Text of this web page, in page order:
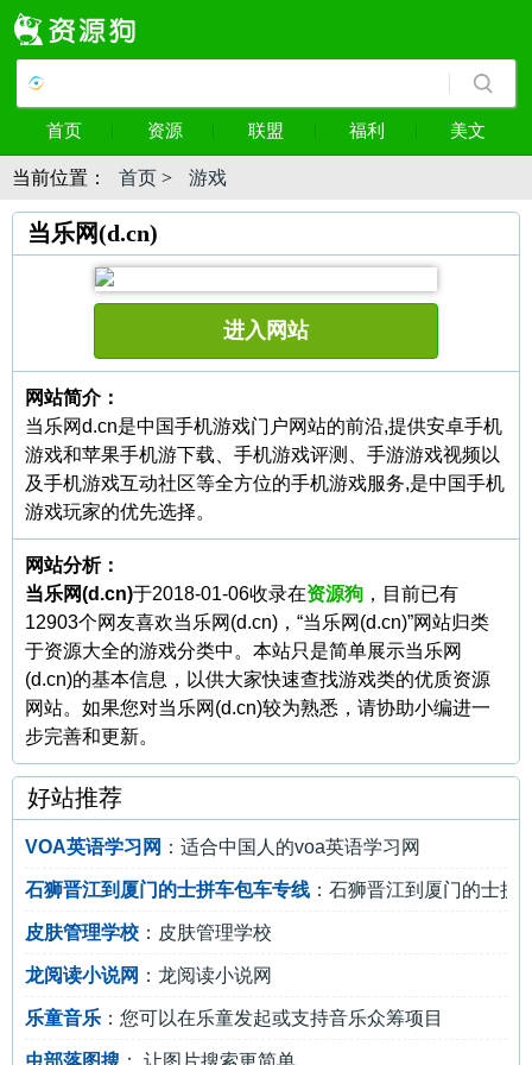
首页 资源 联盟 福利 美文
当前位置： 首页 > 游戏
当乐网(d.cn)
进入网站
网站简介：
当乐网d.cn是中国手机游戏门户网站的前沿,提供安卓手机
游戏和苹果手机游下载、手机游戏评测、手游游戏视频以
及手机游戏互动社区等全方位的手机游戏服务,是中国手机
游戏玩家的优先选择。
网站分析：
当乐网(d.cn)于2018-01-06收录在资源狗 ，目前已有
12903个网友喜欢当乐网(d.cn)，“当乐网(d.cn)”网站归类
于资源大全的游戏分类中。本站只是简单展示当乐网
(d.cn)的基本信息，以供大家快速查找游戏类的优质资源
网站。如果您对当乐网(d.cn)较为熟悉，请协助小编进一
步完善和更新。
好站推荐
VOA英语学习网 ：适合中国人的voa英语学习网
石狮晋江到厦门的士拼车包车专线 ：石狮晋江到厦门的士拼
皮肤管理学校 ：皮肤管理学校
龙阅读小说网 ：龙阅读小说网
乐童音乐 ：您可以在乐童发起或支持音乐众筹项目
虫部落图搜 ： 让图片搜索更简单